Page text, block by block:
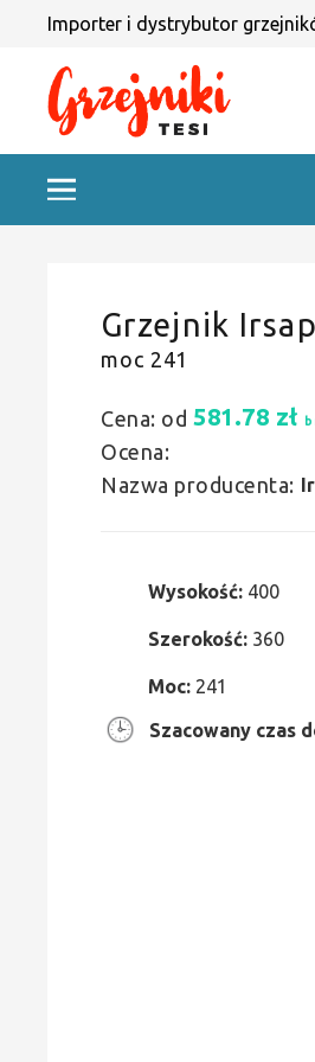
Importer i dystrybutor
Grzejnik
moc 241
Cena: od 581.78 zł
Ocena:
Nazwa producenta:
Wysokość: 400
Szerokość: 360
Moc: 241
Szacowany czas